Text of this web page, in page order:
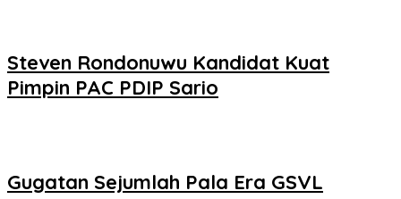
Steven Rondonuwu Kandidat Kuat
Pimpin PAC PDIP Sario
Gugatan Sejumlah Pala Era GSVL